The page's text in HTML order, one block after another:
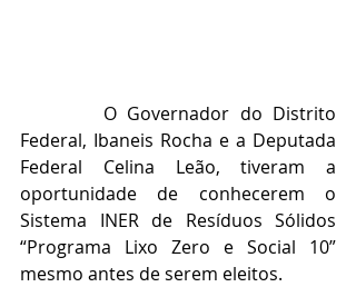
Federal, Ibaneis Rocha e a Deputada
Federal Celina Leão, tiveram a
oportunidade de conhecerem o
Sistema INER de Resíduos Sólidos
“Programa Lixo Zero e Social 10”
mesmo antes de serem eleitos.